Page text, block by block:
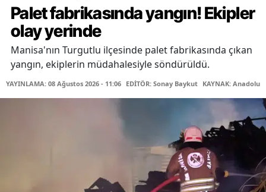
Palet fabrikasında yangın! Ekipler
olay yerinde
Manisa'nın Turgutlu ilçesinde palet fabrikasında çıkan
yangın, ekiplerin müdahalesiyle söndürüldü.
YAYINLAMA: 08 Ağustos 2026 - 11:06 EDİTÖR: Sonay Baykut KAYNAK: Anadolu